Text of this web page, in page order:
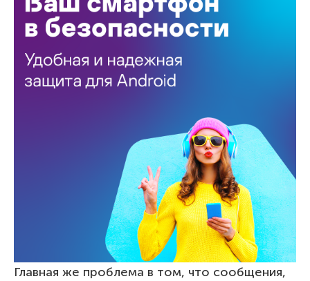
Главная же проблема в том, что сообщения,